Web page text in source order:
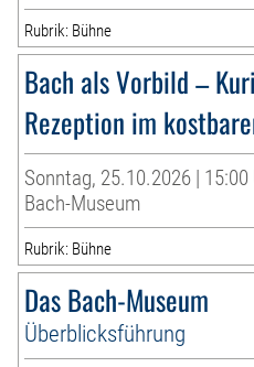
Rubrik: Bühne
Bach als Vorbild –
Rezeption im
Sonntag, 25.10.2026 | 15:00
Bach-Museum
Rubrik: Bühne
Das Bach-Museum
Überblicksführung